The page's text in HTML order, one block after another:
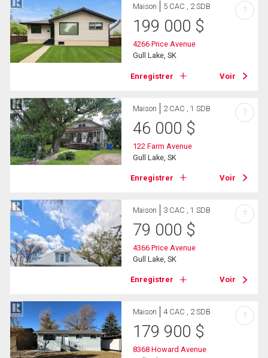
Maison 5 CAC , 2 SDB
199 000 $
4266 Price Avenue
Gull Lake, SK
Enregistrer Voir
?
Maison 2 CAC , 1 SDB
46 000 $
122 Farm Avenue
Gull Lake, SK
Enregistrer Voir
?
Maison 3 CAC , 1 SDB
79 000 $
4366 Price Avenue
Gull Lake, SK
Enregistrer Voir
?
Maison 4 CAC , 2 SDB
179 900 $
8368 Howard Avenue
?